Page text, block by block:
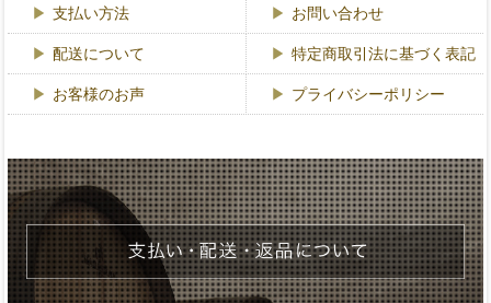
支払い方法 お問い合わせ
配送について 特定商取引法に基づく表記
お客様のお声 プライバシーポリシー